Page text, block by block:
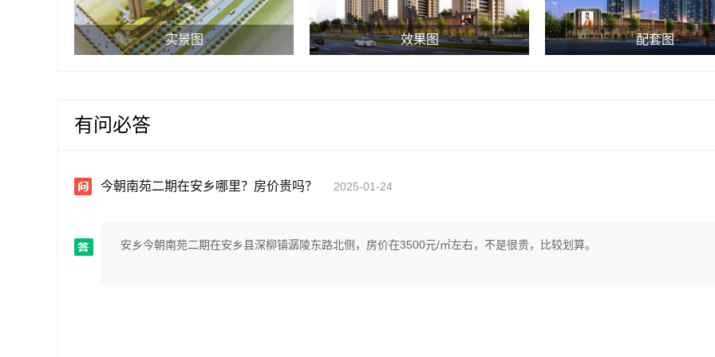
实景图 效果图 配套图
有问必答
今朝南苑二期在安乡哪里？房价贵吗？ 2025-01-24
安乡今朝南苑二期在安乡县深柳镇潺陵东路北侧，房价在3500元/㎡左右，不是很贵，比较划算。